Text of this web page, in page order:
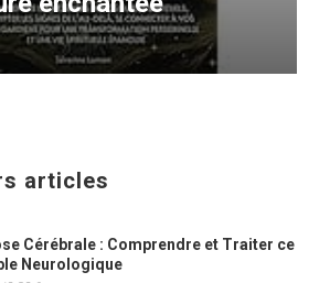
articles
Cérébrale : Comprendre et Traiter ce
Neurologique